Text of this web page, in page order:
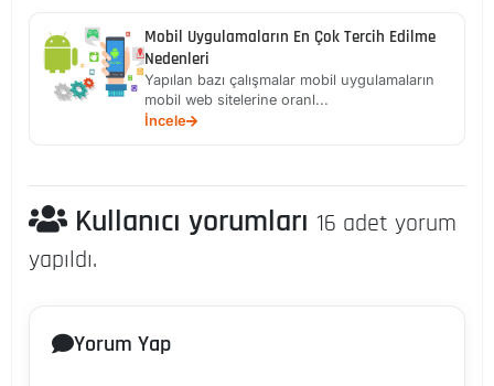
Mobil Uygulamaların En Çok Tercih Edilme
Nedenleri
Yapılan bazı çalışmalar mobil uygulamaların
mobil web sitelerine oranl...
İncele
Kullanıcı yorumları 16 adet yorum
yapıldı.
Yorum Yap